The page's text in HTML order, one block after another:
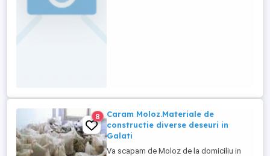
8
Caram Moloz.Materiale de
constructie diverse deseuri in
Galati
Va scapam de Moloz de la domiciliu in